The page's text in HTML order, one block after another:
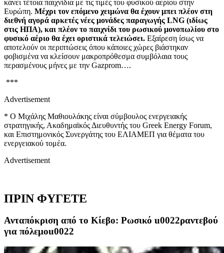
κάνει τέτοια παιχνίδια με τις τιμές του φυσικού αερίου στην
Ευρώπη. Μέχρι τον επόμενο χειμώνα θα έχουν μπει πλέον στη
διεθνή αγορά αρκετές νέες μονάδες παραγωγής LNG (ιδίως
στις ΗΠΑ), και πλέον το παιχνίδι του ρωσικού μονοπωλίου στο
φυσικό αέριο θα έχει οριστικά τελειώσει. Εξαίρεση ίσως να
αποτελούν οι περιπτώσεις όπου κάποιες χώρες βιάστηκαν
φοβισμένα να κλείσουν μακροπρόθεσμα συμβόλαια τους
περασμένους μήνες με την Gazprom….
***
Advertisement
* Ο Μιχάλης Μαθιουλάκης είναι σύμβουλος ενεργειακής
στρατηγικής, Ακαδημαϊκός Διευθυντής του Greek Energy Forum,
και Επιστημονικός Συνεργάτης του ΕΛΙΑΜΕΠ για θέματα του
ενεργειακού τομέα.
Advertisement
ΠΡΙΝ ΦΥΓΕΤΕ
Ανταπόκριση από το Κίεβο: Ρωσικό u0022ραντεβού
για πόλεμοu0022